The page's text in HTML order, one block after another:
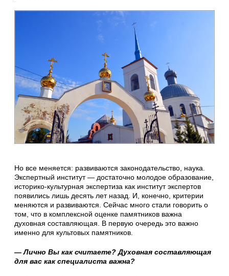
Но все меняется: развиваются законодательство, наука.
Экспертный институт — достаточно молодое образование,
историко-культурная экспертиза как институт экспертов
появились лишь десять лет назад. И, конечно, критерии
меняются и развиваются. Сейчас много стали говорить о
том, что в комплексной оценке памятников важна
духовная составляющая. В первую очередь это важно
именно для культовых памятников.
— Лично Вы как считаете? Духовная составляющая
для вас как специалиста важна?